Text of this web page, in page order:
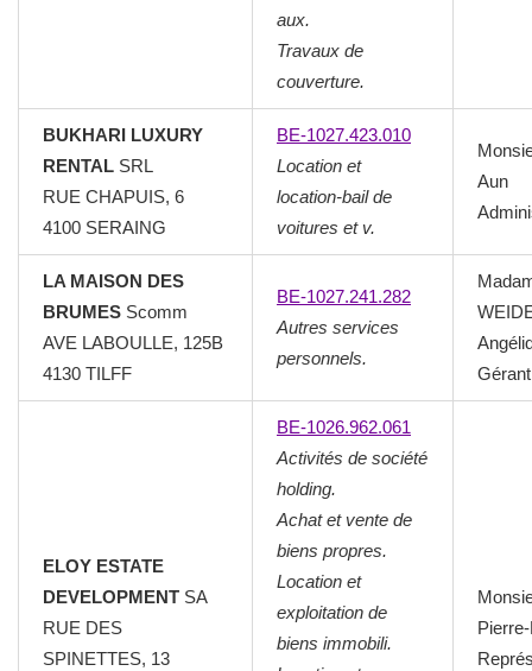
aux.
Travaux de
couverture.
BUKHARI LUXURY
RENTAL SRL
RUE CHAPUIS, 6
4100 SERAING
BE-1027.423.010
Location et
location-bail de
voitures et v.
Aun
LA MAISON DES
BRUMES Scomm
AVE LABOULLE, 125B
4130 TILFF
BE-1027.241.282
Autres services
personnels.
Gérant
ELOY ESTATE
DEVELOPMENT SA
RUE DES
SPINETTES, 13
BE-1026.962.061
Activités de société
holding.
Achat et vente de
biens propres.
Location et
exploitation de
biens immobili.